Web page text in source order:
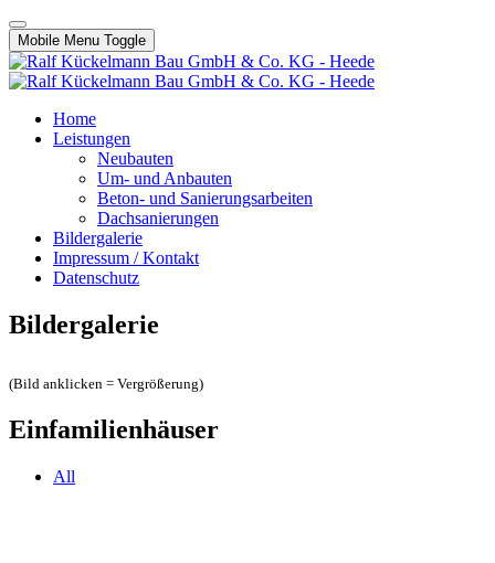
Mobile Menu Toggle
Home
Leistungen
Neubauten
Um- und Anbauten
Beton- und Sanierungsarbeiten
Dachsanierungen
Bildergalerie
Impressum / Kontakt
Datenschutz
Bildergalerie
(Bild anklicken = Vergrößerung)
Einfamilienhäuser
All